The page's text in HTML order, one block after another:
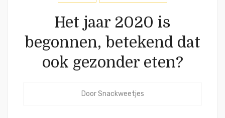
Het jaar 2020 is
begonnen, betekend dat
ook gezonder eten?
DoorSnackweetjes